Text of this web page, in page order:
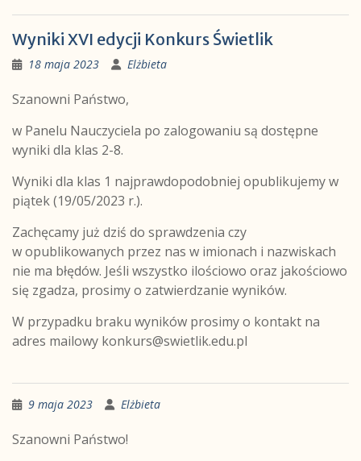
Wyniki XVI edycji Konkurs Świetlik
18 maja 2023 Elżbieta
Szanowni Państwo,
w Panelu Nauczyciela po zalogowaniu są dostępne
wyniki dla klas 2-8.
Wyniki dla klas 1 najprawdopodobniej opublikujemy w
piątek (19/05/2023 r.).
Zachęcamy już dziś do sprawdzenia czy
w opublikowanych przez nas w imionach i nazwiskach
nie ma błędów. Jeśli wszystko ilościowo oraz jakościowo
się zgadza, prosimy o zatwierdzanie wyników.
W przypadku braku wyników prosimy o kontakt na
adres mailowy konkurs@swietlik.edu.pl
9 maja 2023 Elżbieta
Szanowni Państwo!